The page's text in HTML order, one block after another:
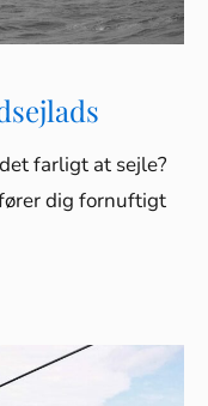
farligt at sejle?
dig fornuftigt